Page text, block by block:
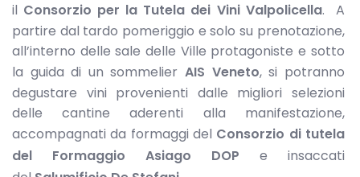
il Consorzio per la Tutela dei Vini Valpolicella. A
partire dal tardo pomeriggio e solo su prenotazione,
all’interno delle sale delle Ville protagoniste e sotto
la guida di un sommelierAIS Veneto, si potranno
degustare vini provenienti dalle migliori selezioni
delle cantine aderenti alla manifestazione,
accompagnati da formaggi del Consorzio di tutela
del Formaggio Asiago DOP e insaccati